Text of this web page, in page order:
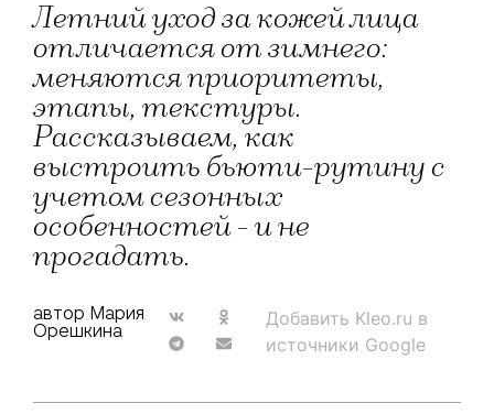
Летний уход за кожей лица
отличается от зимнего:
меняются приоритеты,
этапы, текстуры.
Рассказываем, как
выстроить бьюти-рутину с
учетом сезонных
особенностей - и не
прогадать.
автор Мария
Орешкина
Добавить Kleo.ru в
источники Google